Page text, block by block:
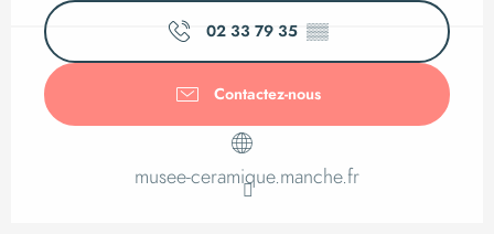
02 33 79 35 ▒▒
Contactez-nous
musee-ceramique.manche.fr